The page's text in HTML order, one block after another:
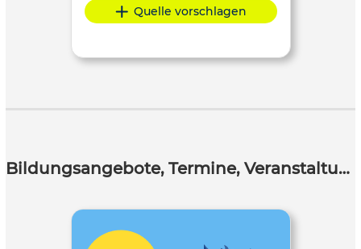
Quelle vorschlagen
Bildungsangebote, Termine, Veranstaltungen